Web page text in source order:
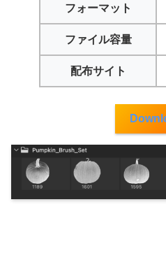
フォーマット
ファイル容量
配布サイト